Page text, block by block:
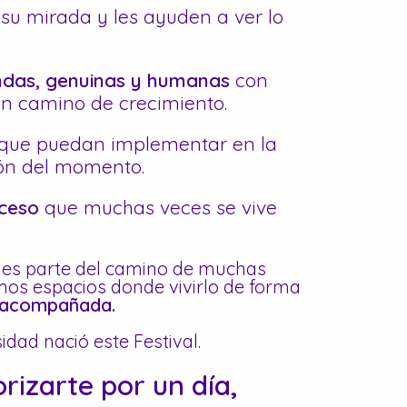
mirada y les ayuden a ver lo
genuinas y humanascon
camino de crecimiento.
puedan implementar en la
del momento.
que muchas veces se vive
parte del camino de muchas
espacios donde vivirlo de forma
nació este Festival.
por un día,